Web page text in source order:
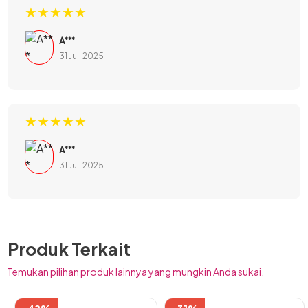
Desain portable yang diadopsi pada model kipas angin ini
memungkinkannya untuk dibawa ke mana saja dengan
dibawa saat traveling. Tersedia tiga pilihan warna yang
★★★★★
A***
31 Juli 2025
★★★★★
A***
31 Juli 2025
Produk Terkait
Temukan pilihan produk lainnya yang mungkin Anda sukai.